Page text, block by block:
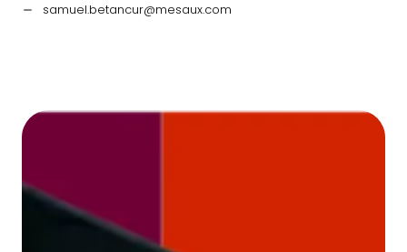
samuel.betancur@mesaux.com